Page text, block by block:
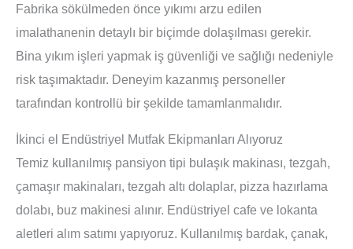
Fabrika sökülmeden önce yıkımı arzu edilen
imalathanenin detaylı bir biçimde dolaşılması gerekir.
Bina yıkım işleri yapmak iş güvenliği ve sağlığı nedeniyle
risk taşımaktadır. Deneyim kazanmış personeller
tarafından kontrollü bir şekilde tamamlanmalıdır.
İkinci el Endüstriyel Mutfak Ekipmanları Alıyoruz
Temiz kullanılmış pansiyon tipi bulaşık makinası, tezgah,
çamaşır makinaları, tezgah altı dolaplar, pizza hazırlama
dolabı, buz makinesi alınır. Endüstriyel cafe ve lokanta
aletleri alım satımı yapıyoruz. Kullanılmış bardak, çanak,